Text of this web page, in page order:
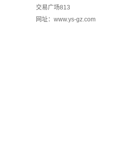
交易广场813
网址：www.ys-gz.com